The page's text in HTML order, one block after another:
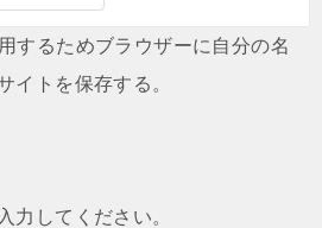
するためブラウザーに自分の名
イトを保存する。
力してください。